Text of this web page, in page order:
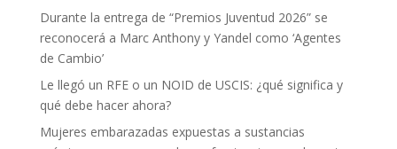
Durante la entrega de “Premios Juventud 2026” se
reconocerá a Marc Anthony y Yandel como ‘Agentes
de Cambio’
Le llegó un RFE o un NOID de USCIS: ¿qué significa y
qué debe hacer ahora?
Mujeres embarazadas expuestas a sustancias